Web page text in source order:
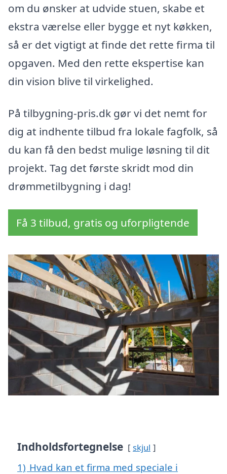
om du ønsker at udvide stuen, skabe et
ekstra værelse eller bygge et nyt køkken,
så er det vigtigt at finde det rette firma til
opgaven. Med den rette ekspertise kan
din vision blive til virkelighed.
På tilbygning-pris.dk gør vi det nemt for
dig at indhente tilbud fra lokale fagfolk, så
du kan få den bedst mulige løsning til dit
projekt. Tag det første skridt mod din
drømmetilbygning i dag!
Få 3 tilbud, gratis og uforpligtende
Indholdsfortegnelse skjul
1) Hvad kan et firma med speciale i